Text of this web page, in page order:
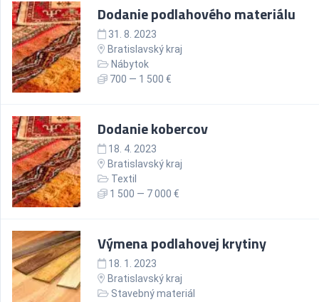
Dodanie podlahového materiálu
31. 8. 2023
Bratislavský kraj
Nábytok
700 — 1 500 €
Dodanie kobercov
18. 4. 2023
Bratislavský kraj
Textil
1 500 — 7 000 €
Výmena podlahovej krytiny
18. 1. 2023
Bratislavský kraj
Stavebný materiál